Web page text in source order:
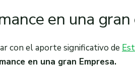
en una
con el aporte significativo de
en una gran Empresa.